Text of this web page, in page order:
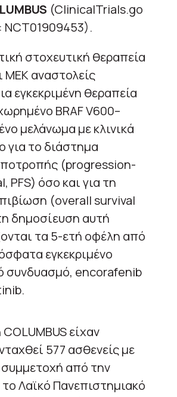
(ClinicalTrials.go
στοχευτική θεραπεία
MEK αναστολείς
εγκεκριμένη θεραπεία
BRAF V600–
μελάνωμα με κλινικά
για το διάστημα
(progression-
PFS) όσο και για τη
(overall survival
δημοσίευση αυτή
τα 5-ετή οφέλη από
εγκεκριμένο
συνδυασμό, encorafenib
είχαν
577 ασθενείς με
από την
Λαϊκό Πανεπιστημιακό